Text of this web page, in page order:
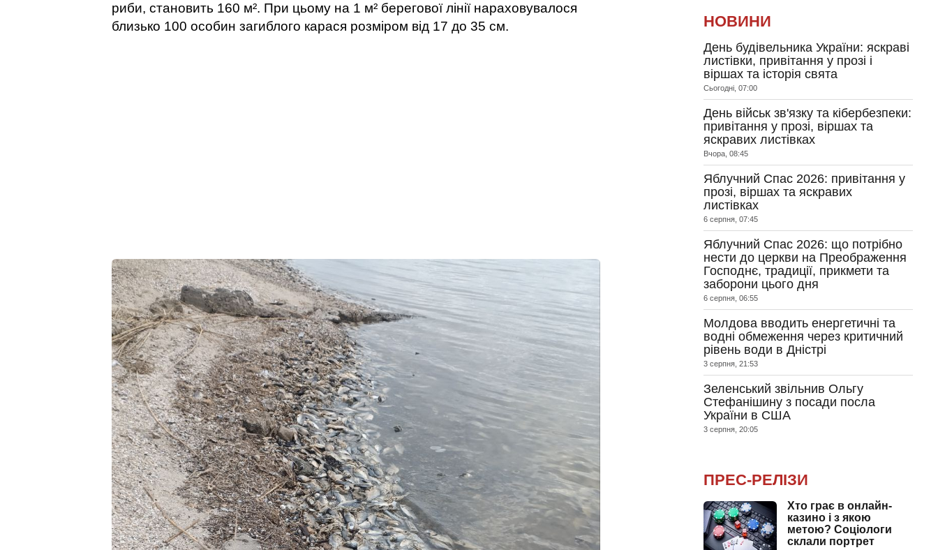
риби, становить 160 м². При цьому на 1 м² берегової лінії нараховувалося
близько 100 особин загиблого карася розміром від 17 до 35 см.
НОВИНИ
День будівельника України: яскраві
листівки, привітання у прозі і
віршах та історія свята
Сьогодні, 07:00
День військ зв'язку та кібербезпеки:
привітання у прозі, віршах та
яскравих листівках
Вчора, 08:45
Яблучний Спас 2026: привітання у
прозі, віршах та яскравих
листівках
6 серпня, 07:45
Яблучний Спас 2026: що потрібно
нести до церкви на Преображення
Господнє, традиції, прикмети та
заборони цього дня
6 серпня, 06:55
Молдова вводить енергетичні та
водні обмеження через критичний
рівень води в Дністрі
3 серпня, 21:53
Зеленський звільнив Ольгу
Стефанішину з посади посла
України в США
3 серпня, 20:05
ПРЕС-РЕЛІЗИ
Хто грає в онлайн-
казино і з якою
метою? Соціологи
склали портрет